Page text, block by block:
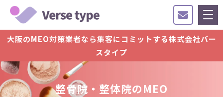
大阪のMEO対策業者なら集客にコミットする株式会社バー
スタイプ
整骨院・整体院のMEO